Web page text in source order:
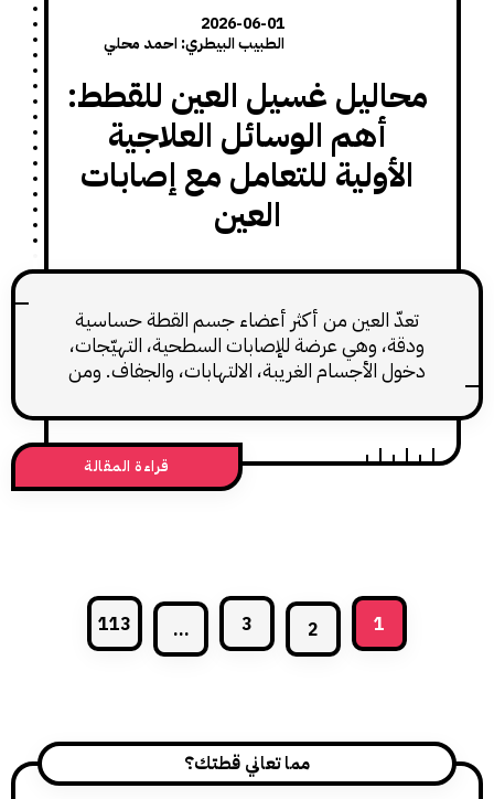
الطبيب البيطري: احمد محلي
غسيل العين للقطط:
أهم الوسائل العلاجية
للتعامل مع إصابات
العين من أكثر أعضاء جسم القطة حساسية
وهي عرضة للإصابات السطحية، التهيّجات،
الأجسام الغريبة، الالتهابات، والجفاف. ومن
العلاجية الأولية والضرورية في التعامل
أمراض وإصابات العين: محاليل غسيل العين
(Ophthalmic Irrigants). هذه المحاليل ليست
علاجية بالمعنى التقليدي، بل هي وسائل
وترطيب وحماية للعين، وتُستخدم منفردة أو
قراءة المقالة
مما تعاني قطتك؟